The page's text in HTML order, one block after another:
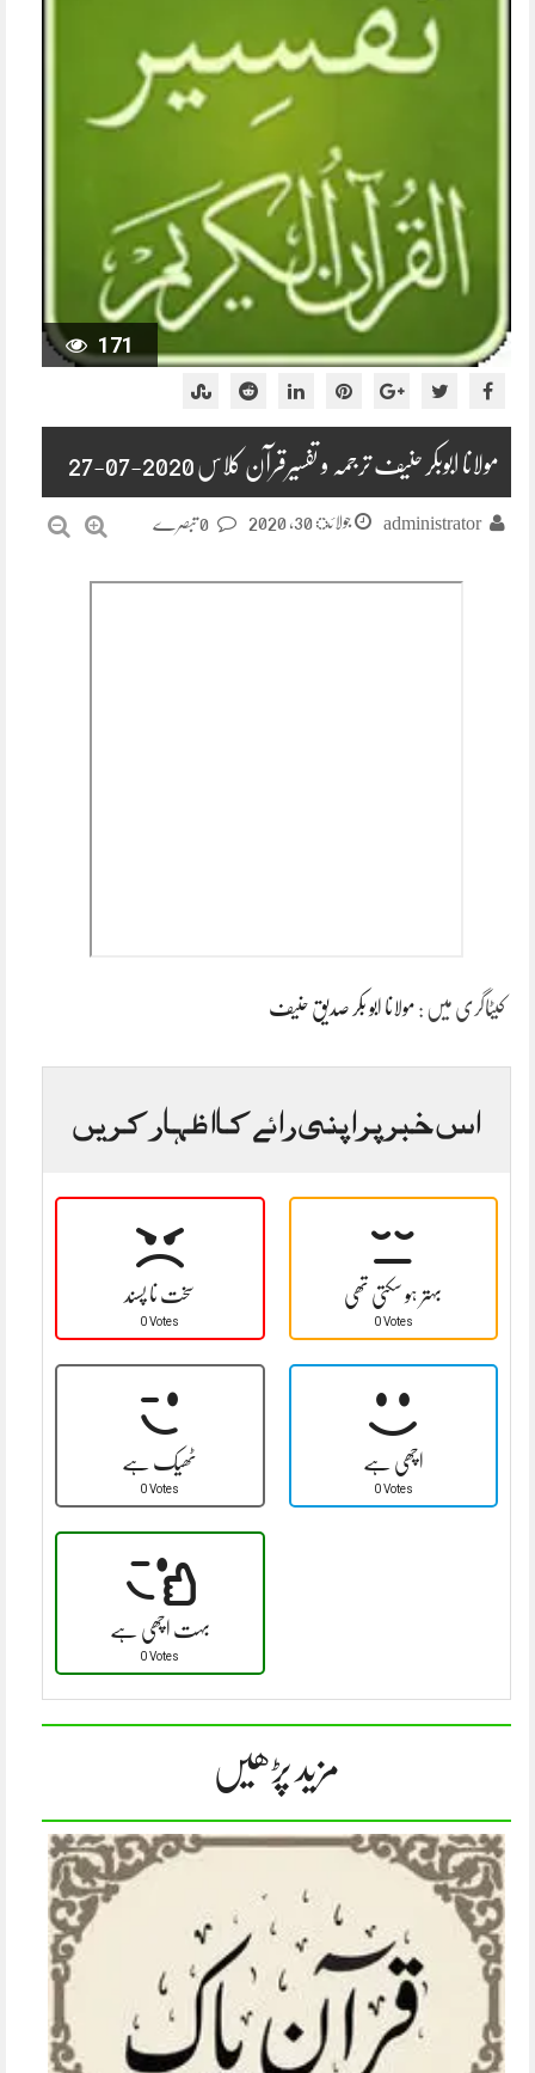
171
مولانا ابوبکر حنیف ترجمہ و تفسیرقرآن کلاس 2020-07-27
administrator جولائ 30, 2020
کیٹاگری میں : مولانا ابو بکر صدیق حنیف
اس خبر پر اپنی رائے کا اظہار کریں
سخت نا پسند
0 Votes
بہتر ہو سکتی تھی
0 Votes
ٹھیک ہے
0 Votes
اچھی ہے
0 Votes
بہت اچھی ہے
0 Votes
مزید پڑھیں